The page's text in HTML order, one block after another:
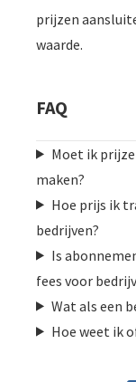
prijzen
waarde.
FAQ
Moet ik
maken?
Hoe prijs ik
bedrijven?
Is
fees voor
Wat als een
Hoe weet ik